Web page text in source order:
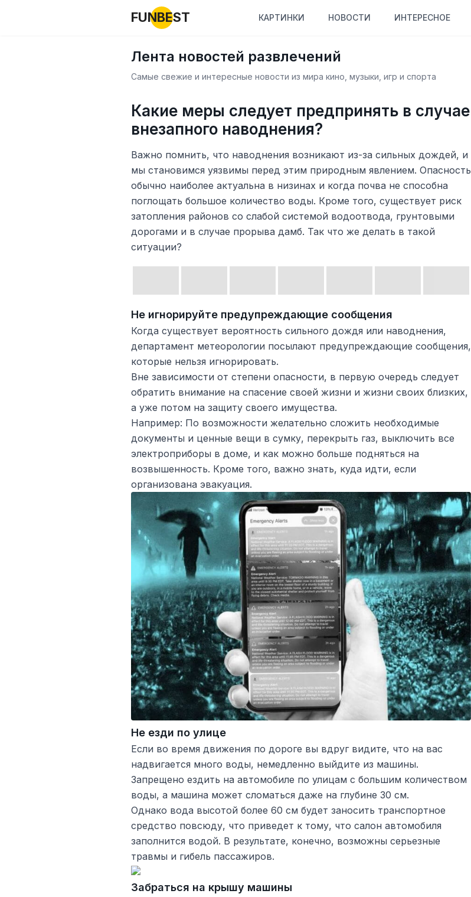
FUNBEST КАРТИНКИ НОВОСТИ ИНТЕРЕСНОЕ
Лента новостей развлечений
Самые свежие и интересные новости из мира кино, музыки, игр и спорта
Какие меры следует предпринять в случае
внезапного наводнения?
Важно помнить, что наводнения возникают из-за сильных дождей, и
мы становимся уязвимы перед этим природным явлением. Опасность
обычно наиболее актуальна в низинах и когда почва не способна
поглощать большое количество воды. Кроме того, существует риск
затопления районов со слабой системой водоотвода, грунтовыми
дорогами и в случае прорыва дамб. Так что же делать в такой
ситуации?
Не игнорируйте предупреждающие сообщения
Когда существует вероятность сильного дождя или наводнения,
департамент метеорологии посылают предупреждающие сообщения,
которые нельзя игнорировать.
Вне зависимости от степени опасности, в первую очередь следует
обратить внимание на спасение своей жизни и жизни своих близких,
а уже потом на защиту своего имущества.
Например: По возможности желательно сложить необходимые
документы и ценные вещи в сумку, перекрыть газ, выключить все
электроприборы в доме, и как можно больше подняться на
возвышенность. Кроме того, важно знать, куда идти, если
организована эвакуация.
Не езди по улице
Если во время движения по дороге вы вдруг видите, что на вас
надвигается много воды, немедленно выйдите из машины.
Запрещено ездить на автомобиле по улицам с большим количеством
воды, а машина может сломаться даже на глубине 30 см.
Однако вода высотой более 60 см будет заносить транспортное
средство повсюду, что приведет к тому, что салон автомобиля
заполнится водой. В результате, конечно, возможны серьезные
травмы и гибель пассажиров.
Забраться на крышу машины